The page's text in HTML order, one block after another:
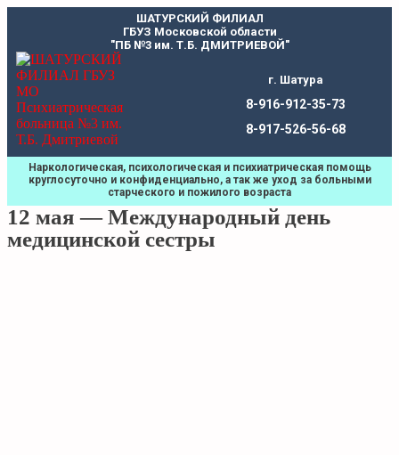
ШАТУРСКИЙ ФИЛИАЛ
ГБУЗ Московской области
"ПБ №3 им. Т.Б. ДМИТРИЕВОЙ"
г. Шатура
8-916-912-35-73
8-917-526-56-68
Наркологическая, психологическая и психиатрическая помощь
круглосуточно и конфиденциально, а так же уход за больными
старческого и пожилого возраста
12 мая — Международный день
медицинской сестры